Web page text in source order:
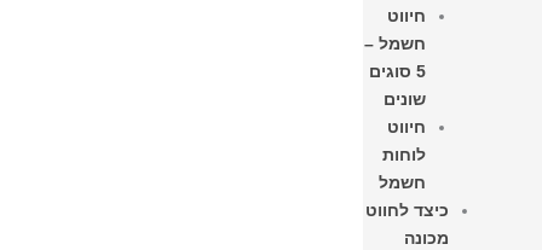
חיווט
חשמל –
5 סוגים
שונים
חיווט
לוחות
חשמל​
כיצד לחווט
מכונה